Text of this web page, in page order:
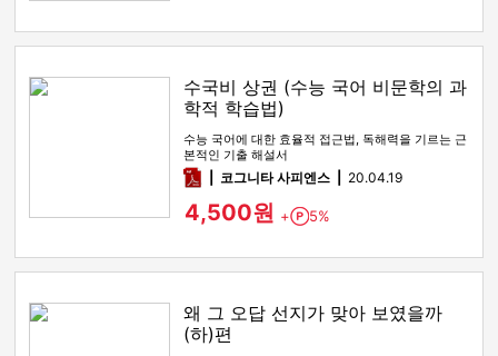
수국비 상권 (수능 국어 비문학의 과
학적 학습법)
수능 국어에 대한 효율적 접근법, 독해력을 기르는 근
본적인 기출 해설서
pdf코그니타 사피엔스 20.04.19
4,500원 + Point
5%
왜 그 오답 선지가 맞아 보였을까
(하)편